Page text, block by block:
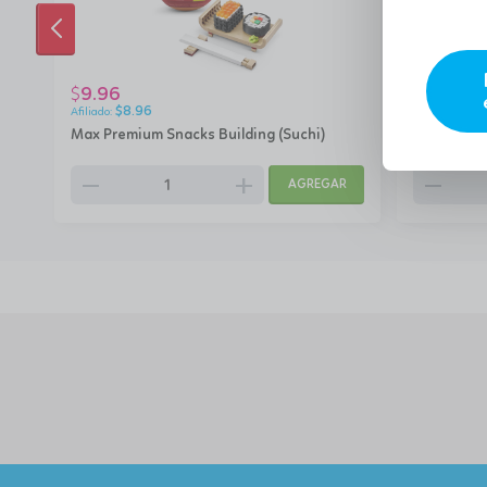
Max Premium Snacks Building (Suchi)
$9.96
$8.96
remove add AGREGAR
Max
9.96
remove
ANTERIOR